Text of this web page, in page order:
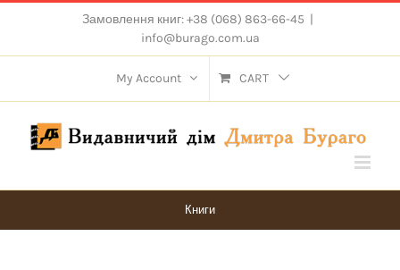
content
Замовлення книг: +38 (068) 863-66-45 |
info@burago.com.ua
My Account CART
Книги